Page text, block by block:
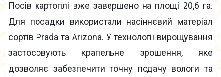
Посів картоплі вже завершено на площі 20,6 га.
Для посадки використали насіннєвий матеріал
сортів Prada та Arizona. У технології вирощування
застосовують крапельне зрошення, яке
дозволяє забезпечити точну подачу вологи та